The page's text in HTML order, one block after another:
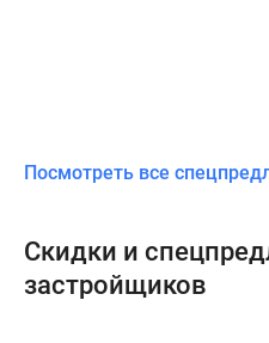
Посмотреть все
Скидки и
застройщиков